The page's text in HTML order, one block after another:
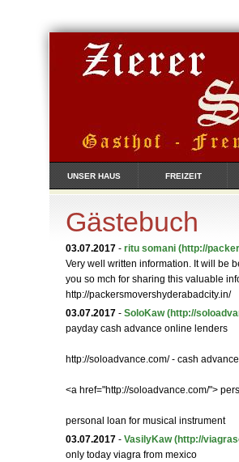
UNSER HAUS FREIZEIT
Gästebuch
03.07.2017 - ritu somani (http://
Very well written information. It will be
you so mch for sharing this valuable
http://packersmovershyderabadcity.in/
03.07.2017 - SoloKaw (http://
payday cash advance online lenders
http://soloadvance.com/ - cash advance
<a href="http://soloadvance.com/">
personal loan for musical instrument
03.07.2017 - VasilyKaw (http://
only today viagra from mexico